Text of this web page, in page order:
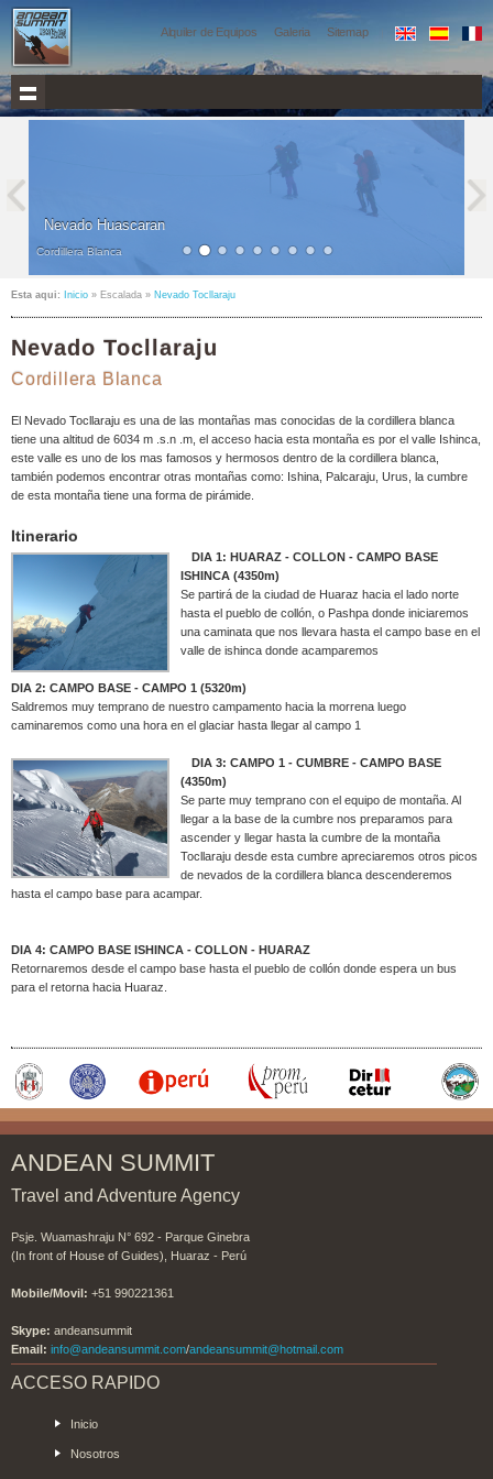
Alquiler de Equipos Galeria Sitemap
Nevado Huascaran
Cordillera Blanca
Esta aqui: Inicio » Escalada » Nevado Tocllaraju
Nevado Tocllaraju
Cordillera Blanca
El Nevado Tocllaraju es una de las montañas mas conocidas de la cordillera blanca
tiene una altitud de 6034 m .s.n .m, el acceso hacia esta montaña es por el valle Ishinca,
este valle es uno de los mas famosos y hermosos dentro de la cordillera blanca,
también podemos encontrar otras montañas como: Ishina, Palcaraju, Urus, la cumbre
de esta montaña tiene una forma de pirámide.
Itinerario
DIA 1: HUARAZ - COLLON - CAMPO BASE
ISHINCA (4350m)
Se partirá de la ciudad de Huaraz hacia el lado norte
hasta el pueblo de collón, o Pashpa donde iniciaremos
una caminata que nos llevara hasta el campo base en el
valle de ishinca donde acamparemos
DIA 2: CAMPO BASE - CAMPO 1 (5320m)
Saldremos muy temprano de nuestro campamento hacia la morrena luego
caminaremos como una hora en el glaciar hasta llegar al campo 1
DIA 3: CAMPO 1 - CUMBRE - CAMPO BASE
(4350m)
Se parte muy temprano con el equipo de montaña. Al
llegar a la base de la cumbre nos preparamos para
ascender y llegar hasta la cumbre de la montaña
Tocllaraju desde esta cumbre apreciaremos otros picos
de nevados de la cordillera blanca descenderemos
hasta el campo base para acampar.
DIA 4: CAMPO BASE ISHINCA - COLLON - HUARAZ
Retornaremos desde el campo base hasta el pueblo de collón donde espera un bus
para el retorna hacia Huaraz.
ANDEAN SUMMIT
Travel and Adventure Agency
Psje. Wuamashraju N° 692 - Parque Ginebra
(In front of House of Guides), Huaraz - Perú
Mobile/Movil: +51 990221361
Skype: andeansummit
Email: info@andeansummit.com/andeansummit@hotmail.com
ACCESO RAPIDO
Inicio
Nosotros